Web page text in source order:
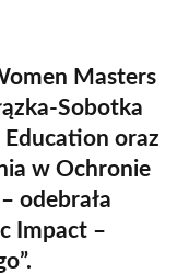
Masters
Sobotka
oraz
w Ochronie
odebrała
Impact –